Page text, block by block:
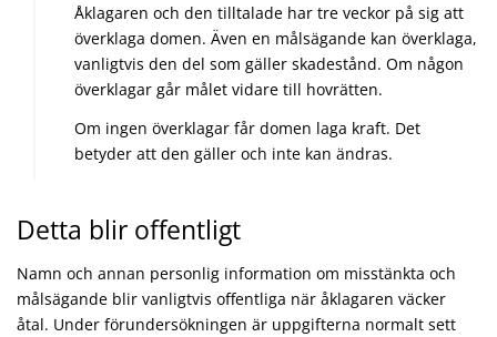
Åklagaren och den tilltalade har tre veckor på sig att
överklaga domen. Även en målsägande kan överklaga,
vanligtvis den del som gäller skadestånd. Om någon
överklagar går målet vidare till hovrätten.
Om ingen överklagar får domen laga kraft. Det
betyder att den gäller och inte kan ändras.
Detta blir offentligt
Namn och annan personlig information om misstänkta och
målsägande blir vanligtvis offentliga när åklagaren väcker
åtal. Under förundersökningen är uppgifterna normalt sett